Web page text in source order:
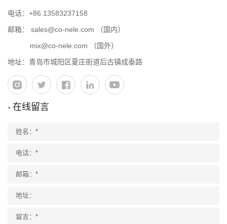
电话： +86 13583237158
邮箱： sales@co-nele.com （国内）
mix@co-nele.com （国外）
地址：青岛市城阳区夏庄街道后古镇成泰路
在线留言